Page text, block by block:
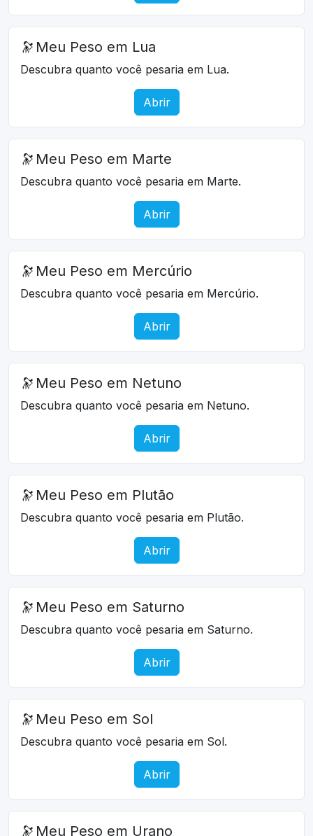
🔭 Meu Peso em Lua
Descubra quanto você pesaria em Lua.
Abrir
🔭 Meu Peso em Marte
Descubra quanto você pesaria em Marte.
Abrir
🔭 Meu Peso em Mercúrio
Descubra quanto você pesaria em Mercúrio.
Abrir
🔭 Meu Peso em Netuno
Descubra quanto você pesaria em Netuno.
Abrir
🔭 Meu Peso em Plutão
Descubra quanto você pesaria em Plutão.
Abrir
🔭 Meu Peso em Saturno
Descubra quanto você pesaria em Saturno.
Abrir
🔭 Meu Peso em Sol
Descubra quanto você pesaria em Sol.
Abrir
🔭 Meu Peso em Urano